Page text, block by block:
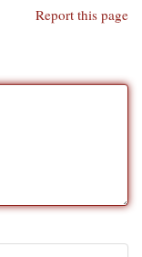
Report this page